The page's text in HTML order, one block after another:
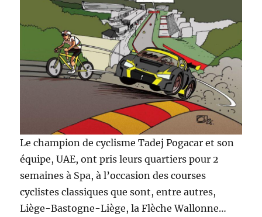
Le champion de cyclisme Tadej Pogacar et son
équipe, UAE, ont pris leurs quartiers pour 2
semaines à Spa, à l’occasion des courses
cyclistes classiques que sont, entre autres,
Liège-Bastogne-Liège, la Flèche Wallonne…